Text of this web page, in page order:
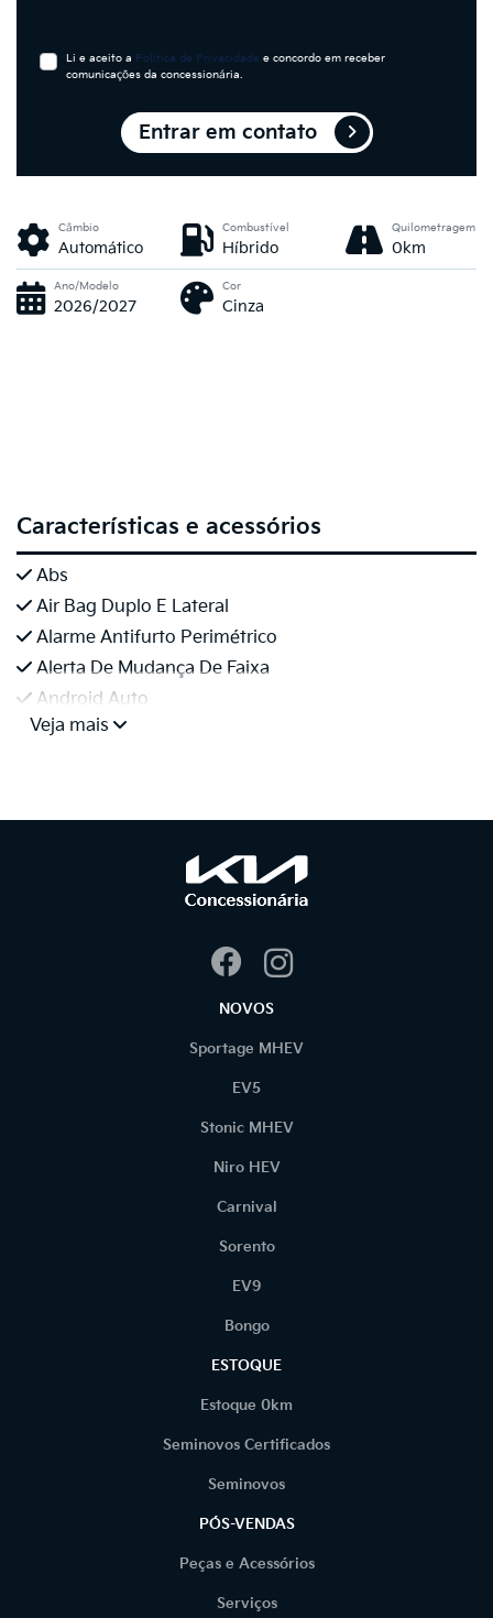
Li e aceito a Política de Privacidade e concordo em receber
comunicações da concessionária.
Entrar em contato
Câmbio
Automático
Combustível
Híbrido
Quilometragem
0km
Ano/Modelo
2026/2027
Cor
Cinza
Características e acessórios
Abs
Air Bag Duplo E Lateral
Alarme Antifurto Perimétrico
Alerta De Mudança De Faixa
Android Auto
Veja mais
NOVOS
Sportage MHEV
EV5
Stonic MHEV
Niro HEV
Carnival
Sorento
EV9
Bongo
ESTOQUE
Estoque 0km
Seminovos Certificados
Seminovos
PÓS-VENDAS
Peças e Acessórios
Serviços